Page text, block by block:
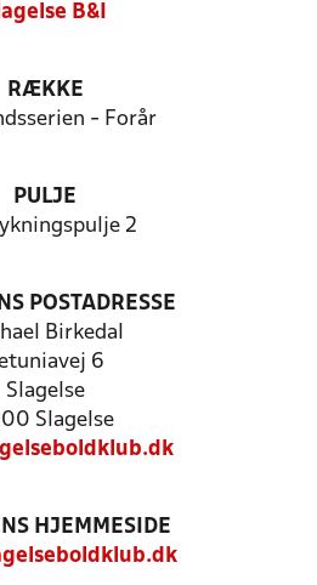
B&I
RÆKKE
- Forår
PULJE
2
POSTADRESSE
Birkedal
6
Slagelse
Slagelse
HJEMMESIDE